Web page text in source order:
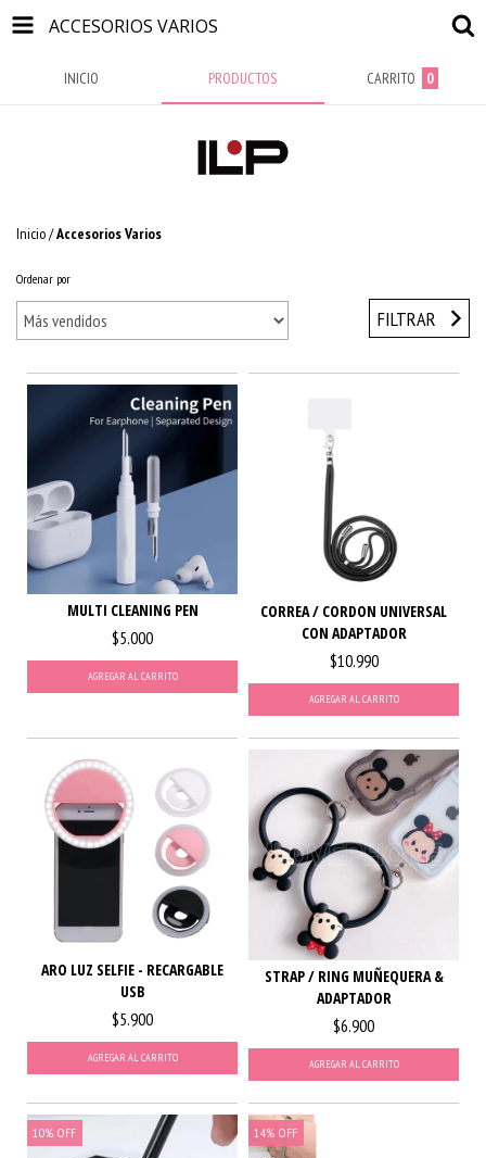
ACCESORIOS VARIOS
INICIO PRODUCTOS CARRITO 0
Inicio/Accesorios Varios
Ordenar por
FILTRAR
MULTI CLEANING PEN
$5.000
AGREGAR AL CARRITO
CORREA / CORDON UNIVERSAL
CON ADAPTADOR
$10.990
AGREGAR AL CARRITO
ARO LUZ SELFIE - RECARGABLE
USB
$5.900
AGREGAR AL CARRITO
STRAP / RING MUÑEQUERA &
ADAPTADOR
$6.900
AGREGAR AL CARRITO
10% OFF 14% OFF